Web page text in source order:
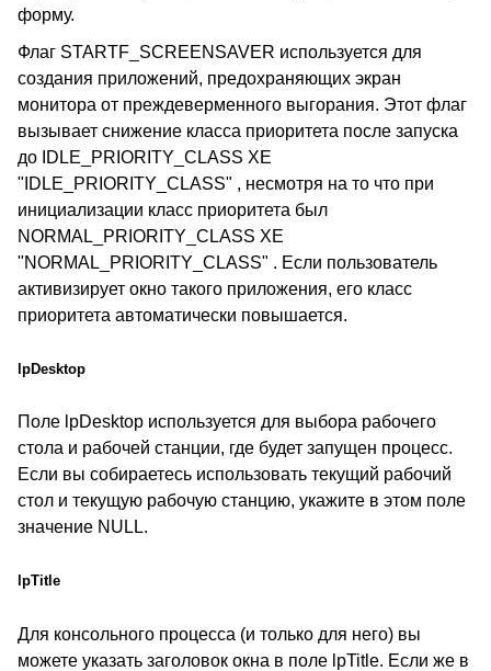
форму.
Флаг STARTF_SCREENSAVER используется для
создания приложений, предохраняющих экран
монитора от преждеверменного выгорания. Этот флаг
вызывает снижение класса приоритета после запуска
до IDLE_PRIORITY_CLASS XE
"IDLE_PRIORITY_CLASS" , несмотря на то что при
инициализации класс приоритета был
NORMAL_PRIORITY_CLASS XE
"NORMAL_PRIORITY_CLASS" . Если пользователь
активизирует окно такого приложения, его класс
приоритета автоматически повышается.
lpDesktop
Поле lpDesktop используется для выбора рабочего
стола и рабочей станции, где будет запущен процесс.
Если вы собираетесь использовать текущий рабочий
стол и текущую рабочую станцию, укажите в этом поле
значение NULL.
lpTitle
Для консольного процесса (и только для него) вы
можете указать заголовок окна в поле lpTitle. Если же в